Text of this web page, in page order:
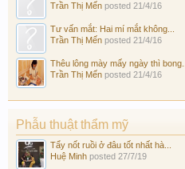
Trần Thị Mến posted 21/4/16
Tư vấn mắt: Hai mí mắt không...
Trần Thị Mến posted 21/4/16
Thêu lông mày mấy ngày thì bong...
Trần Thị Mến posted 21/4/16
Phẫu thuật thẩm mỹ
Tẩy nốt ruồi ở đâu tốt nhất hà...
Huệ Minh posted 27/7/19